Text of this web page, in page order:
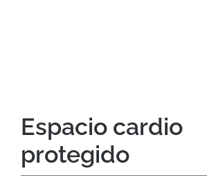
Espacio cardio
protegido